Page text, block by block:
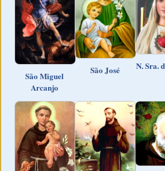
São Miguel
Arcanjo
São José N. Sra.